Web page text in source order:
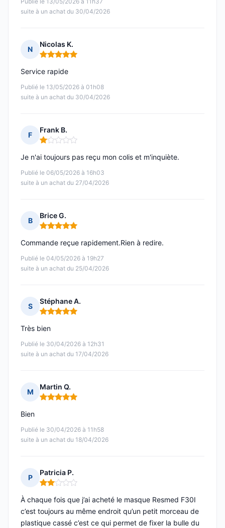
suite à un achat du 30/04/2026
N
Nicolas K.
Note : 5 sur 5
Publié le 13/05/2026 à 01h08
suite à un achat du 30/04/2026
Service rapide
F
Frank B.
Note : 1 sur 5
Publié le 06/05/2026 à 16h03
suite à un achat du 27/04/2026
Je n'ai toujours pas reçu mon colis et m'inquiète.
B
Brice G.
Note : 5 sur 5
Publié le 04/05/2026 à 19h27
suite à un achat du 25/04/2026
Commande reçue rapidement.Rien à redire.
S
Stéphane A.
Note : 5 sur 5
Publié le 30/04/2026 à 12h31
suite à un achat du 17/04/2026
Très bien
M
Martin Q.
Note : 5 sur 5
Publié le 30/04/2026 à 11h58
suite à un achat du 18/04/2026
Bien
P
Patricia P.
Note : 2 sur 5
À chaque fois que j’ai acheté le masque Resmed F30I
c’est toujours au même endroit qu’un petit morceau de
plastique cassé c’est ce qui permet de fixer la bulle du